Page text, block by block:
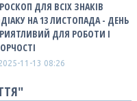
ДЛЯ ВСІХ ЗНАКІВ
НА 13 ЛИСТОПАДА - ДЕНЬ
ДЛЯ РОБОТИ І
11-13 08:26